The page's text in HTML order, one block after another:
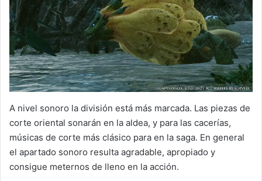
A nivel sonoro la división está más marcada. Las piezas de
corte oriental sonarán en la aldea, y para las cacerías,
músicas de corte más clásico para en la saga. En general
el apartado sonoro resulta agradable, apropiado y
consigue meternos de lleno en la acción.